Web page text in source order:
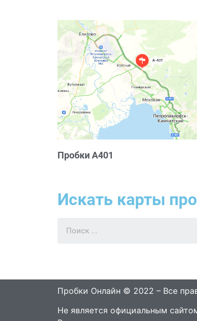
Пробки А401
Искать карты
Пробки Онлайн © 2022 – Все
Не является официальным